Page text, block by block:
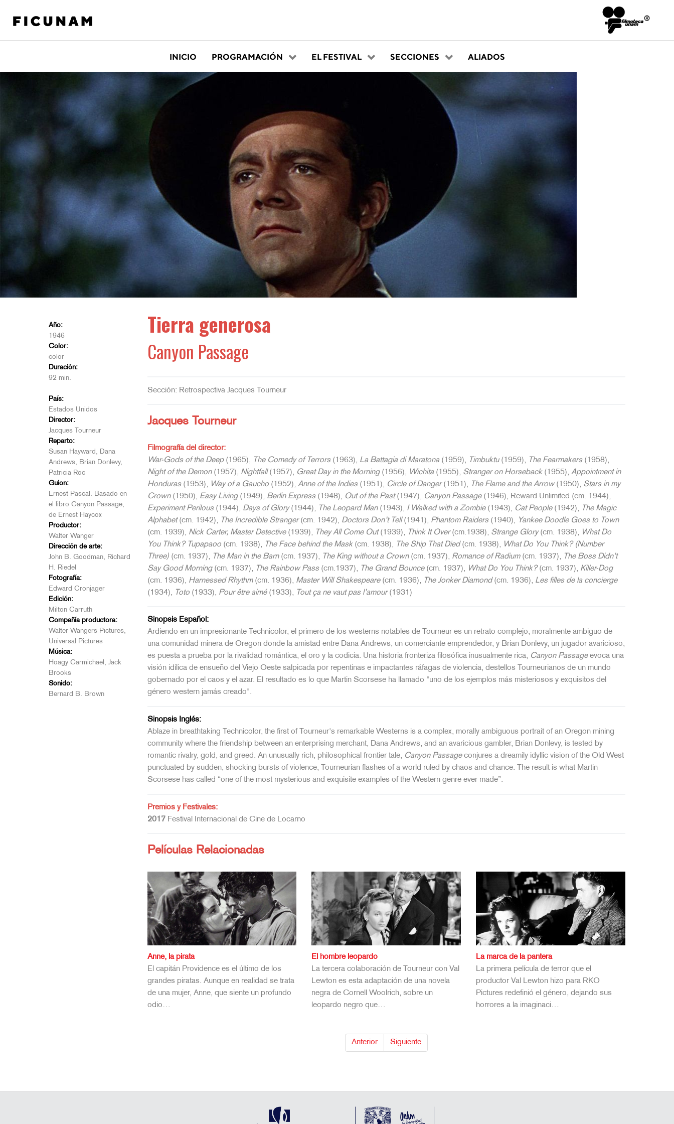
INICIO PROGRAMACIÓN EL FESTIVAL SECCIONES ALIADOS
Año:
1946
Color:
color
Duración:
92 min.
País:
Estados Unidos
Director:
Jacques Tourneur
Reparto:
Susan Hayward, Dana
Andrews, Brian Donlevy,
Patricia Roc
Guion:
Ernest Pascal. Basado en
el libro Canyon Passage,
de Ernest Haycox
Productor:
Walter Wanger
Dirección de arte:
John B. Goodman, Richard
H. Riedel
Fotografía:
Edward Cronjager
Edición:
Milton Carruth
Compañía productora:
Walter Wangers Pictures,
Universal Pictures
Música:
Hoagy Carmichael, Jack
Brooks
Sonido:
Bernard B. Brown
Tierra generosa
Canyon Passage
Sección: Retrospectiva Jacques Tourneur
Jacques Tourneur
Filmografía del director:
War-Gods of the Deep(1965), The Comedy of Terrors(1963), La Battagia di Maratona(1959), Timbuktu(1959), The Fearmakers(1958),
Night of the Demon(1957), Nightfall(1957), Great Day in the Morning(1956), Wichita(1955), Stranger on Horseback(1955), Appointment in
Honduras(1953), Way of a Gaucho(1952), Anne of the Indies(1951), Circle of Danger(1951), The Flame and the Arrow(1950), Stars in my
Crown(1950), Easy Living(1949), Berlin Express(1948), Out of the Past(1947), Canyon Passage(1946), Reward Unlimited (cm. 1944),
Experiment Perilous(1944), Days of Glory(1944), The Leopard Man(1943), I Walked with a Zombie(1943), Cat People(1942), The Magic
Alphabet(cm. 1942), The Incredible Stranger(cm. 1942), Doctors Don’t Tell(1941), Phantom Raiders(1940), Yankee Doodle Goes to Town
(cm. 1939), Nick Carter, Master Detective(1939), They All Come Out(1939), Think It Over(cm.1938), Strange Glory(cm. 1938), What Do
You Think? Tupapaoo(cm. 1938), The Face behind the Mask(cm. 1938), The Ship That Died(cm. 1938), What Do You Think? (Number
Three)(cm. 1937), The Man in the Barn(cm. 1937), The King without a Crown(cm. 1937), Romance of Radium(cm. 1937), The Boss Didn’t
Say Good Morning(cm. 1937), The Rainbow Pass(cm.1937), The Grand Bounce(cm. 1937), What Do You Think?(cm. 1937), Killer-Dog
(cm. 1936), Harnessed Rhythm(cm. 1936), Master Will Shakespeare(cm. 1936), The Jonker Diamond(cm. 1936), Les filles de la concierge
(1934), Toto(1933), Pour être aimé(1933), Tout ça ne vaut pas l’amour(1931)
Sinopsis Español:
Ardiendo en un impresionante Technicolor, el primero de los westerns notables de Tourneur es un retrato complejo, moralmente ambiguo de
una comunidad minera de Oregon donde la amistad entre Dana Andrews, un comerciante emprendedor, y Brian Donlevy, un jugador avaricioso,
es puesta a prueba por la rivalidad romántica, el oro y la codicia. Una historia fronteriza filosófica inusualmente rica, Canyon Passageevoca una
visión idílica de ensueño del Viejo Oeste salpicada por repentinas e impactantes ráfagas de violencia, destellos Tourneurianos de un mundo
gobernado por el caos y el azar. El resultado es lo que Martin Scorsese ha llamado "uno de los ejemplos más misteriosos y exquisitos del
género western jamás creado".
Sinopsis Inglés:
Ablaze in breathtaking Technicolor, the first of Tourneur's remarkable Westerns is a complex, morally ambiguous portrait of an Oregon mining
community where the friendship between an enterprising merchant, Dana Andrews, and an avaricious gambler, Brian Donlevy, is tested by
romantic rivalry, gold, and greed. An unusually rich, philosophical frontier tale, Canyon Passageconjures a dreamily idyllic vision of the Old West
punctuated by sudden, shocking bursts of violence, Tourneurian flashes of a world ruled by chaos and chance. The result is what Martin
Scorsese has called “one of the most mysterious and exquisite examples of the Western genre ever made”.
Premios y Festivales:
2017 Festival Internacional de Cine de Locarno
Películas Relacionadas
Anne, la pirata
El capitán Providence es el último de los
grandes piratas. Aunque en realidad se trata
de una mujer, Anne, que siente un profundo
odio…
El hombre leopardo
La tercera colaboración de Tourneur con Val
Lewton es esta adaptación de una novela
negra de Cornell Woolrich, sobre un
leopardo negro que…
La marca de la pantera
La primera película de terror que el
productor Val Lewton hizo para RKO
Pictures redefinió el género, dejando sus
horrores a la imaginaci…
Anterior Siguiente